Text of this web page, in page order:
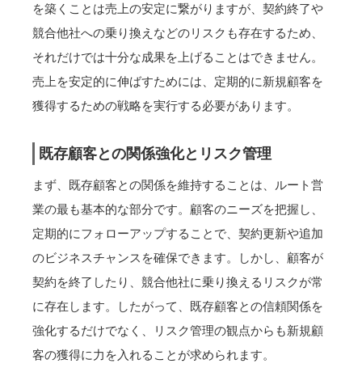
を築くことは売上の安定に繋がりますが、契約終了や
競合他社への乗り換えなどのリスクも存在するため、
それだけでは十分な成果を上げることはできません。
売上を安定的に伸ばすためには、定期的に新規顧客を
獲得するための戦略を実行する必要があります。
既存顧客との関係強化とリスク管理
まず、既存顧客との関係を維持することは、ルート営
業の最も基本的な部分です。顧客のニーズを把握し、
定期的にフォローアップすることで、契約更新や追加
のビジネスチャンスを確保できます。しかし、顧客が
契約を終了したり、競合他社に乗り換えるリスクが常
に存在します。したがって、既存顧客との信頼関係を
強化するだけでなく、リスク管理の観点からも新規顧
客の獲得に力を入れることが求められます。